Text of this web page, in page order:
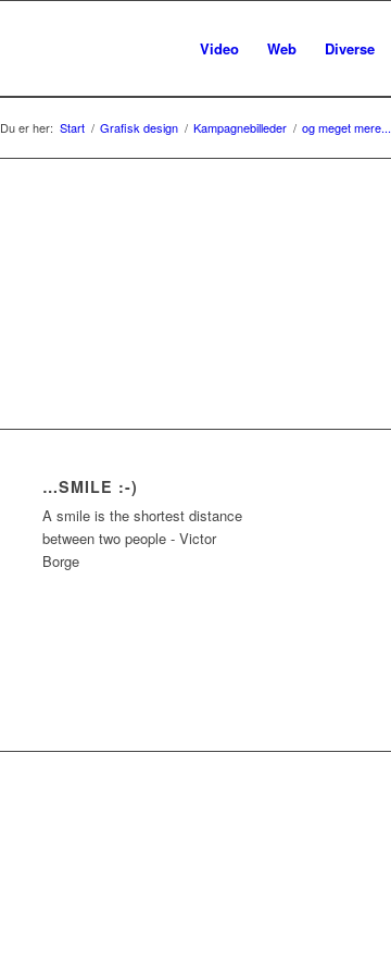
Video Web Diverse
Du er her: Start / Grafisk design / Kampagnebilleder / og meget mere...
…SMILE :-)
A smile is the shortest distance
between two people - Victor
Borge